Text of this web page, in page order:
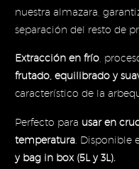
nuestra almazara,
separación del resto de
Extracción en frío ,
frutado, equilibrado y
característico de la
Perfecto para usar en
temperatura . Disponible
y bag in box (5L y 3L).